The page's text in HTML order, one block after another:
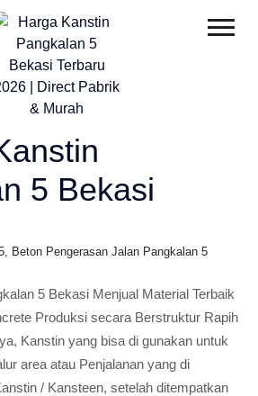
5 Bekasi
Beton Pengerasan Jalan Pangkalan 5
5 Bekasi Menjual Material Terbaik
Produksi secara Berstruktur Rapih
Kanstin yang bisa di gunakan untuk
area atau Penjalanan yang di
/ Kansteen, setelah ditempatkan